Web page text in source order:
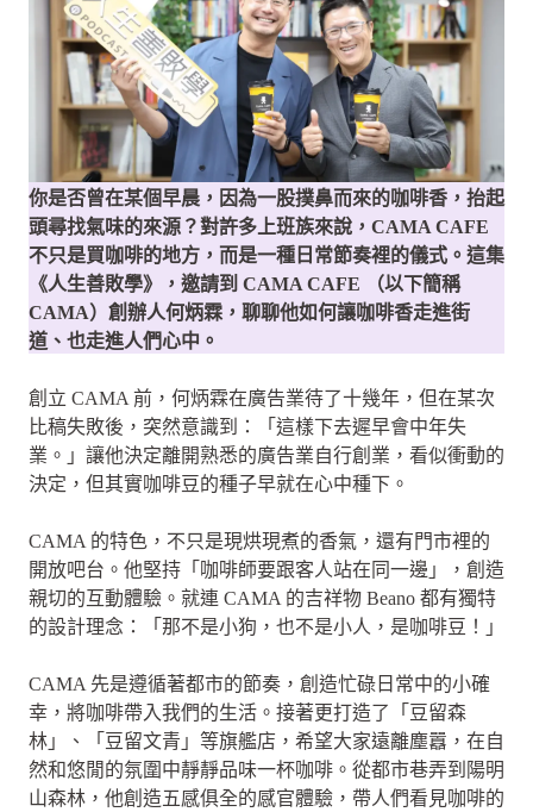
你是否曾在某個早晨，因為一股撲鼻而來的咖啡香，抬起
頭尋找氣味的來源？對許多上班族來說，CAMA CAFE
不只是買咖啡的地方，而是一種日常節奏裡的儀式。這集
《人生善敗學》，邀請到 CAMA CAFE （以下簡稱
CAMA）創辦人何炳霖，聊聊他如何讓咖啡香走進街
道、也走進人們心中。
創立 CAMA 前，何炳霖在廣告業待了十幾年，但在某次
比稿失敗後，突然意識到：「這樣下去遲早會中年失
業。」讓他決定離開熟悉的廣告業自行創業，看似衝動的
決定，但其實咖啡豆的種子早就在心中種下。
CAMA 的特色，不只是現烘現煮的香氣，還有門市裡的
開放吧台。他堅持「咖啡師要跟客人站在同一邊」，創造
親切的互動體驗。就連 CAMA 的吉祥物 Beano 都有獨特
的設計理念：「那不是小狗，也不是小人，是咖啡豆！」
CAMA 先是遵循著都市的節奏，創造忙碌日常中的小確
幸，將咖啡帶入我們的生活。接著更打造了「豆留森
林」、「豆留文青」等旗艦店，希望大家遠離塵囂，在自
然和悠閒的氛圍中靜靜品味一杯咖啡。從都市巷弄到陽明
山森林，他創造五感俱全的感官體驗，帶人們看見咖啡的